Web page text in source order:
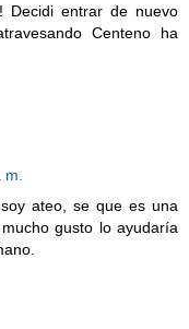
Decidi entrar de nuevo
Centeno ha
ateo, se que es una
gusto lo ayudaría